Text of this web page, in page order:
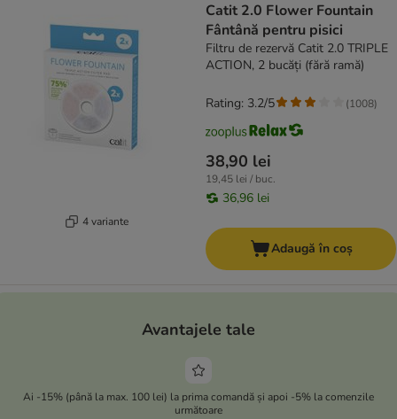
4 variante
Catit 2.0 Flower Fountain
Fântână pentru pisici
Filtru de rezervă Catit 2.0 TRIPLE
ACTION, 2 bucăți (fără ramă)
38,90 lei
19,45 lei / buc.
36,96 lei
Rating: 3.2/5 (1008)
Adaugă în coș
Avantajele tale
Ai -15% (până la max. 100 lei) la prima comandă și apoi -5% la comenzile
următoare